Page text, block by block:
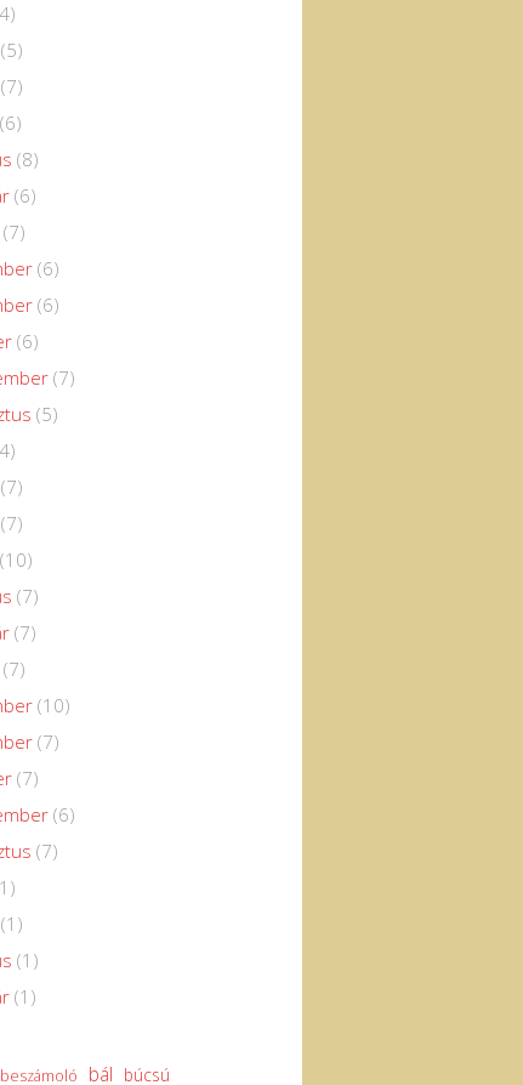
(5)
(7)
(6)
(8)
(6)
(7)
(6)
(6)
(6)
(7)
(5)
(7)
(7)
(10)
(7)
(7)
(7)
(10)
(7)
(7)
(6)
(7)
(1)
(1)
(1)
beszámoló bál búcsú